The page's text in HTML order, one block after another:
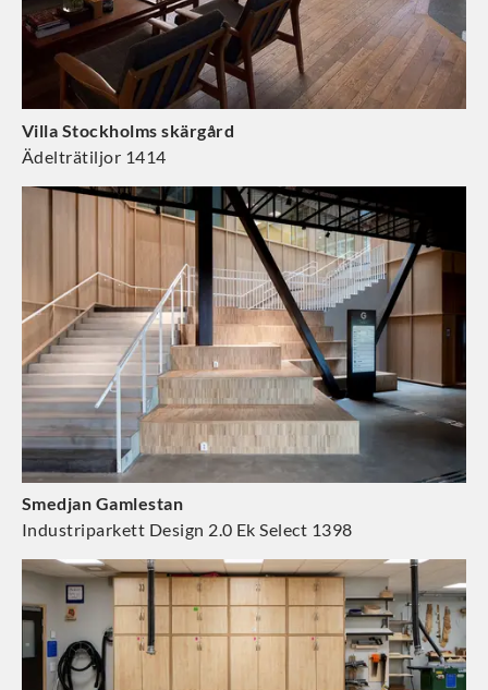
Villa Stockholms skärgård
Ädelträtiljor 1414
Smedjan Gamlestan
Industriparkett Design 2.0 Ek Select 1398